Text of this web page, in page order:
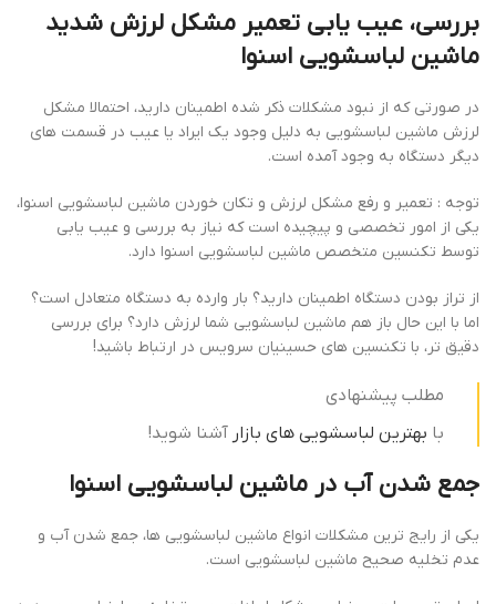
بررسی، عیب یابی تعمیر مشکل لرزش شدید
ماشین لباسشویی اسنوا
در صورتی که از نبود مشکلات ذکر شده اطمینان دارید، احتمالا مشکل
لرزش ماشین لباسشویی به دلیل وجود یک ایراد یا عیب در قسمت های
دیگر دستگاه به وجود آمده است.
توجه : تعمیر و رفع مشکل لرزش و تکان خوردن ماشین لباسشویی اسنوا،
یکی از امور تخصصی و پیچیده است که نیاز به بررسی و عیب یابی
توسط تکنسین متخصص ماشین لباسشویی اسنوا دارد.
از تراز بودن دستگاه اطمینان دارید؟ بار وارده به دستگاه متعادل است؟
اما با این حال باز هم ماشین لباسشویی شما لرزش دارد؟ برای بررسی
دقیق تر، با تکنسین های حسینیان سرویس در ارتباط باشید!
مطلب پیشنهادی
با بهترین لباسشویی های بازار آشنا شوید!
جمع شدن آب در ماشین لباسشویی اسنوا
یکی از رایج ترین مشکلات انواع ماشین لباسشویی ها، جمع شدن آب و
عدم تخلیه صحیح ماشین لباسشویی است.